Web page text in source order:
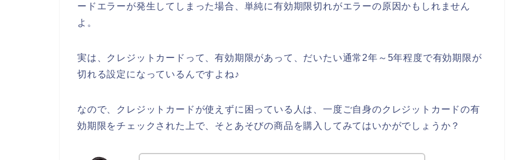
ードエラーが発生してしまった場合、単純に有効期限切れがエラーの原因かもしれません
よ。
実は、クレジットカードって、有効期限があって、だいたい通常2年～5年程度で有効期限が
切れる設定になっているんですよね♪
なので、クレジットカードが使えずに困っている人は、一度ご自身のクレジットカードの有
効期限をチェックされた上で、そとあそびの商品を購入してみてはいかがでしょうか？